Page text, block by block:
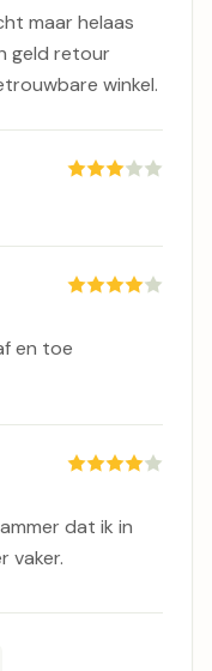
maar helaas
geld retour
winkel.
en toe
dat ik in
vaker.